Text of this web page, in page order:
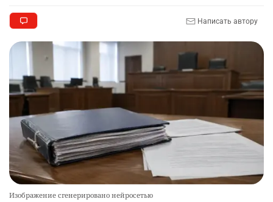
Написать автору
Изображение сгенерировано нейросетью